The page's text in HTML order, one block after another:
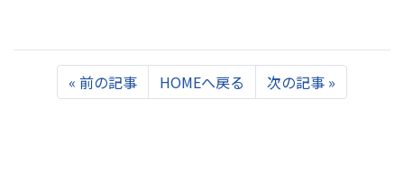
« Previous
前の記事 HOMEへ戻る 次の記事 »